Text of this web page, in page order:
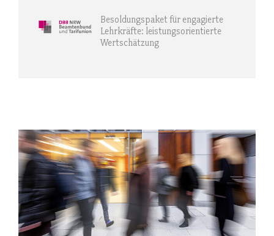
Besoldungspaket für engagierte
Lehrkräfte: leistungsorientierte
Wertschätzung